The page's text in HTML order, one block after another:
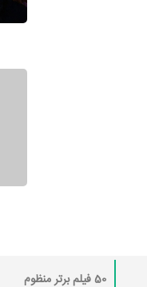
50 فیلم برتر منظوم